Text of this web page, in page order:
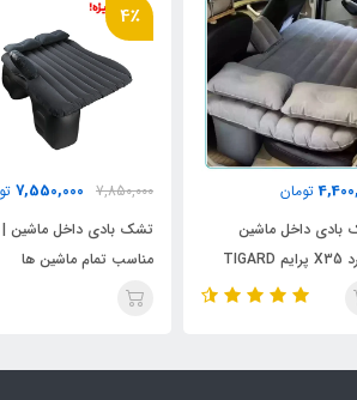
تومان
بادی داخل ماشین
تیگارد X35 پرایم TIGARD
4٪
7,850,000
7,550,000
تشک بادی داخل ماشین |
مناسب تمام ماشین ها